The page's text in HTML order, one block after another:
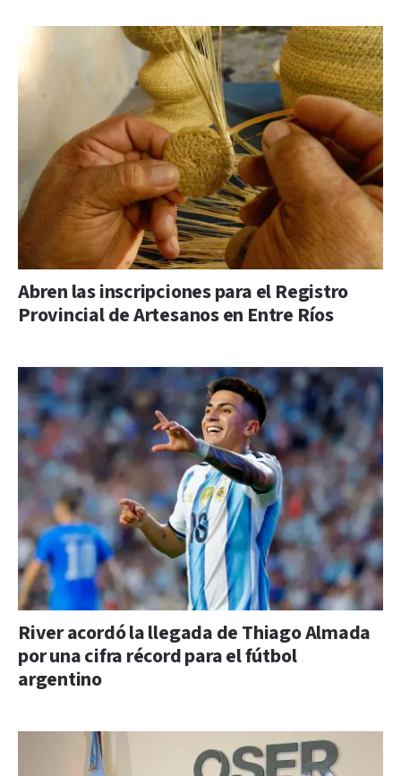
Abren las inscripciones para el Registro
Provincial de Artesanos en Entre Ríos
River acordó la llegada de Thiago Almada
por una cifra récord para el fútbol
argentino